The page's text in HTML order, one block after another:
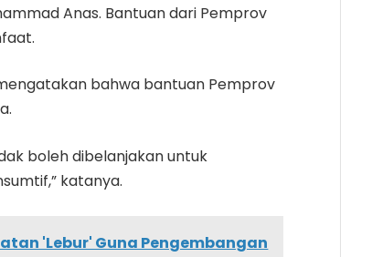
Anas. Bantuan dari Pemprov
bahwa bantuan Pemprov
boleh dibelanjakan untuk
katanya.
'Lebur' Guna Pengembangan